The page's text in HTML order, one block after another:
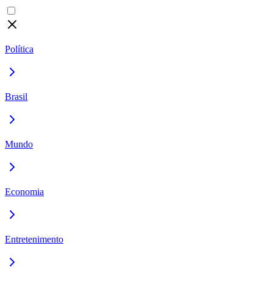
Política
Brasil
Mundo
Economia
Entretenimento